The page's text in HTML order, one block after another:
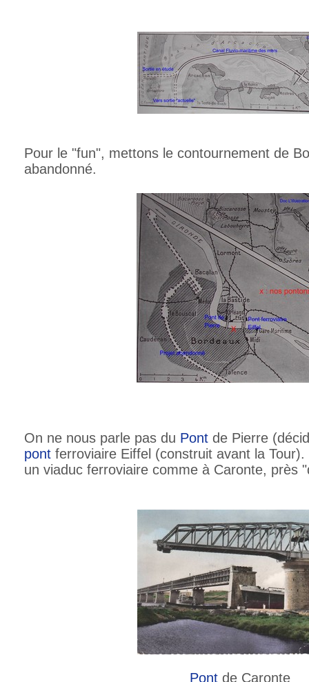
Pour le "fun", mettons le contournement de
abandonné.
On ne nous parle pas du Pont de Pierre
pont ferroviaire Eiffel (construit avant la
un viaduc ferroviaire comme à Caronte, près
Pont de Caronte